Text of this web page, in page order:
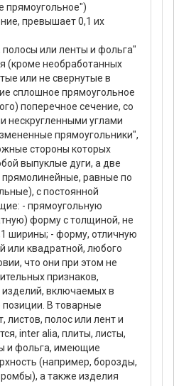
прямоугольное")
превышает 0,1 их
полосы или ленты и фольга"
(кроме необработанных
или не свернутые в
сплошное прямоугольное
поперечное сечение, со
нескругленными углами
прямоугольники",
стороны которых
выпуклые дуги, а две
прямолинейные, равные по
с постоянной
- прямоугольную
форму с толщиной, не
ширины; - форму, отличную
или квадратной, любого
что они при этом не
признаков,
изделий, включаемых в
позиции. В товарные
листов, полос или лент и
inter alia, плиты, листы,
и фольга, имеющие
(например, борозды,
а также изделия